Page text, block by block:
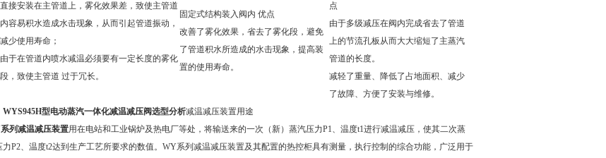
直接安装在主管道上，雾化效果差，致使主管道
内容易积水造成水击现象，从而引起管道振动，
减少使用寿命；
由于在管道内喷水减温必须要有一定长度的雾化
段，致使主管道 过于冗长。
固定式结构装入阀内 优点
改善了雾化效果，省去了雾化段，避免
了管道积水所造成的水击现象，提高装
置的使用寿命。
点
由于多级减压在阀内完成省去了管道
上的节流孔板从而大大缩短了主蒸汽
管道的长度。
减轻了重量、降低了占地面积、减少
了故障、方便了安装与维修。
WYS945H型电动蒸汽一体化减温减压阀选型分析减温减压装置用途
列减温减压装置用在电站和工业锅炉及热电厂等处，将输送来的一次（新）蒸汽压力P1、温度t1进行减温减压，使其二次蒸
力P2、温度t2达到生产工艺所要求的数值。WY系列减温减压装置及其配置的热控柜具有测量，执行控制的综合功能，广泛用于